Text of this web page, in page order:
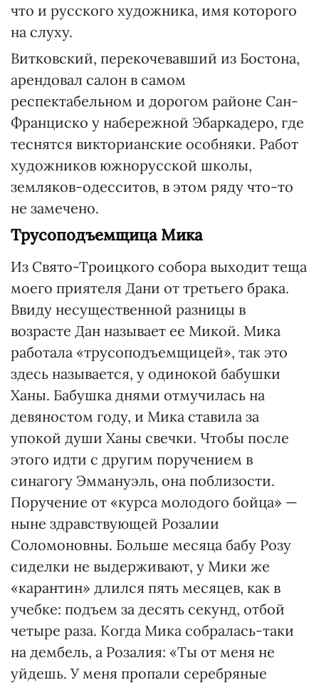
что и русского художника, имя которого
на слуху.
Витковский, перекочевавший из Бостона,
арендовал салон в самом
респектабельном и дорогом районе Сан-
Франциско у набережной Эбаркадеро, где
теснятся викторианские особняки. Работ
художников южнорусской школы,
земляков-одесситов, в этом ряду что-то
не замечено.
Трусоподъемщица Мика
Из Свято-Троицкого собора выходит теща
моего приятеля Дани от третьего брака.
Ввиду несущественной раз­ницы в
возрасте Дан называет ее Микой. Мика
работала «трусоподъем­щицей», так это
здесь называется, у одинокой бабушки
Ханы. Бабушка днями отмучилась на
девяностом году, и Мика ставила за
упокой души Ханы свечки. Чтобы после
этого идти с другим поручением в
синагогу Эммануэль, она поблизости.
Поручение от «курса молодого бойца» —
ныне здравствующей Розалии
Соломоновны. Больше месяца бабу Розу
сиделки не выдержи­вают, у Мики же
«карантин» длился пять месяцев, как в
учебке: подъем за десять секунд, отбой
четыре раза. Когда Мика собралась-таки
на дембель, а Розалия: «Ты от меня не
уйдешь. У меня пропали серебряные